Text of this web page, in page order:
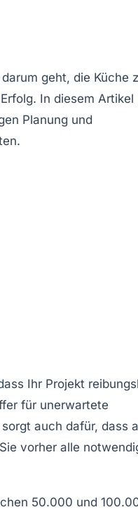
geht, die Küche
In diesem Artikel
Planung und
Ihr Projekt
für unerwartete
auch dafür, dass
vorher alle
50.000 und